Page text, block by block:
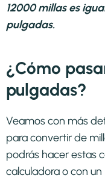
12000 millas es
pulgadas.
¿Cómo
pulgadas?
Veamos con más
para convertir de
podrás hacer estas
calculadora o con